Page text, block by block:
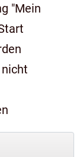
"Mein